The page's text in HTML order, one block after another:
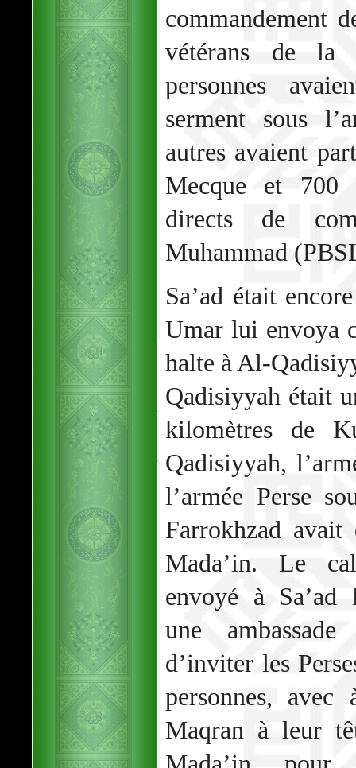
commandement
vétérans de la
personnes
serment sous
autres avaient
Mecque et 700
directs de
Muhammad
Sa’ad était
Umar lui envoya
halte à Al-
Qadisiyyah était
kilomètres de
Qadisiyyah,
l’armée Perse
Farrokhzad
Mada’in. Le
envoyé à Sa’ad
une
d’inviter les
personnes,
Maqran à leur